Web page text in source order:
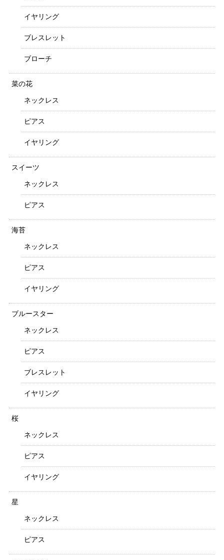
イヤリング
ブレスレット
ブローチ
菜の花
ネックレス
ピアス
イヤリング
スイーツ
ネックレス
ピアス
海苔
ネックレス
ピアス
イヤリング
ブルースター
ネックレス
ピアス
ブレスレット
イヤリング
桜
ネックレス
ピアス
イヤリング
星
ネックレス
ピアス